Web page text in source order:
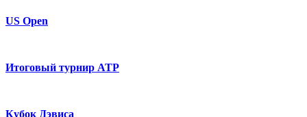
US Open
Итоговый турнир ATP
Кубок Дэвиса